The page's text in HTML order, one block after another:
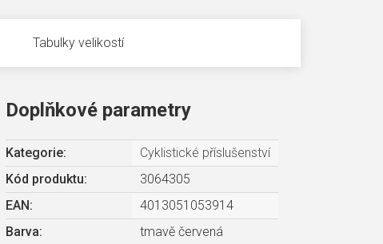
Tabulky velikostí
Doplňkové parametry
Kategorie:
Cyklistické příslušenství
Kód produktu:
3064305
EAN :
4013051053914
Barva:
tmavě červená